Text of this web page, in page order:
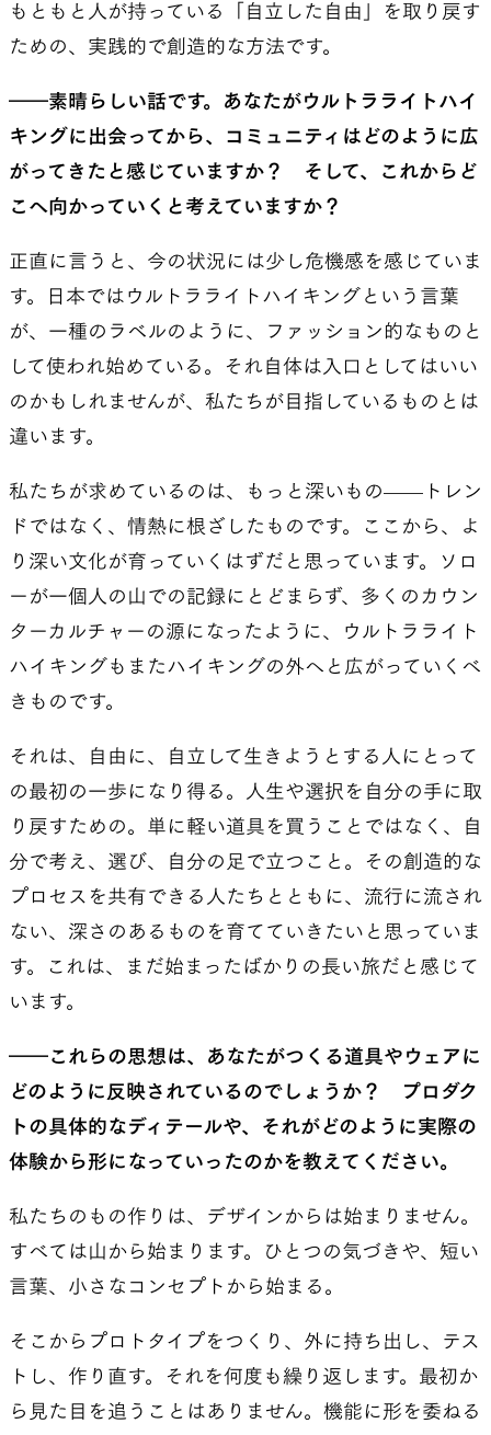
もともと人が持っている「自立した自由」を取り戻す
ための、実践的で創造的な方法です。
――素晴らしい話です。あなたがウルトラライトハイ
キングに出会ってから、コミュニティはどのように広
がってきたと感じていますか？ そして、これからど
こへ向かっていくと考えていますか？
正直に言うと、今の状況には少し危機感を感じていま
す。日本ではウルトラライトハイキングという言葉
が、一種のラベルのように、ファッション的なものと
して使われ始めている。それ自体は入口としてはいい
のかもしれませんが、私たちが目指しているものとは
違います。
私たちが求めているのは、もっと深いもの——トレン
ドではなく、情熱に根ざしたものです。ここから、よ
り深い文化が育っていくはずだと思っています。ソロ
ーが一個人の山での記録にとどまらず、多くのカウン
ターカルチャーの源になったように、ウルトラライト
ハイキングもまたハイキングの外へと広がっていくべ
きものです。
それは、自由に、自立して生きようとする人にとって
の最初の一歩になり得る。人生や選択を自分の手に取
り戻すための。単に軽い道具を買うことではなく、自
分で考え、選び、自分の足で立つこと。その創造的な
プロセスを共有できる人たちとともに、流行に流され
ない、深さのあるものを育てていきたいと思っていま
す。これは、まだ始まったばかりの長い旅だと感じて
います。
――これらの思想は、あなたがつくる道具やウェアに
どのように反映されているのでしょうか？ プロダク
トの具体的なディテールや、それがどのように実際の
体験から形になっていったのかを教えてください。
私たちのもの作りは、デザインからは始まりません。
すべては山から始まります。ひとつの気づきや、短い
言葉、小さなコンセプトから始まる。
そこからプロトタイプをつくり、外に持ち出し、テス
トし、作り直す。それを何度も繰り返します。最初か
ら見た目を追うことはありません。機能に形を委ねる